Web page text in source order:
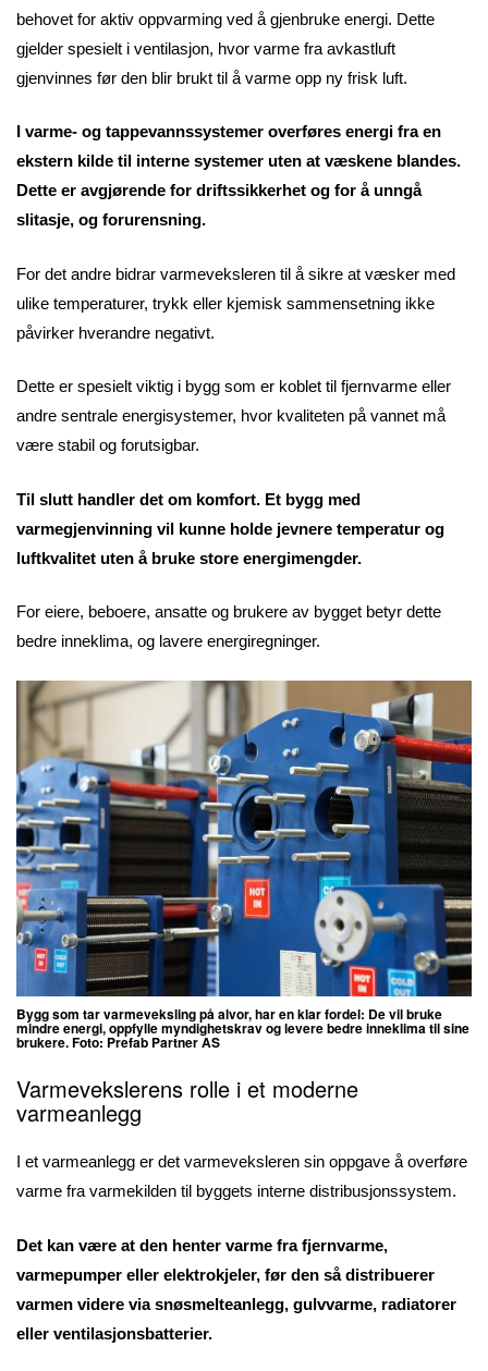
behovet for aktiv oppvarming ved å gjenbruke energi. Dette
gjelder spesielt i ventilasjon, hvor varme fra avkastluft
gjenvinnes før den blir brukt til å varme opp ny frisk luft.
I varme- og tappevannssystemer overføres energi fra en
ekstern kilde til interne systemer uten at væskene blandes.
Dette er avgjørende for driftssikkerhet og for å unngå
slitasje, og forurensning.
For det andre bidrar varmeveksleren til å sikre at væsker med
ulike temperaturer, trykk eller kjemisk sammensetning ikke
påvirker hverandre negativt.
Dette er spesielt viktig i bygg som er koblet til fjernvarme eller
andre sentrale energisystemer, hvor kvaliteten på vannet må
være stabil og forutsigbar.
Til slutt handler det om komfort. Et bygg med
varmegjenvinning vil kunne holde jevnere temperatur og
luftkvalitet uten å bruke store energimengder.
For eiere, beboere, ansatte og brukere av bygget betyr dette
bedre inneklima, og lavere energiregninger.
Bygg som tar varmeveksling på alvor, har en klar fordel: De vil bruke
mindre energi, oppfylle myndighetskrav og levere bedre inneklima til sine
brukere. Foto: Prefab Partner AS
Varmevekslerens rolle i et moderne
varmeanlegg
I et varmeanlegg er det varmeveksleren sin oppgave å overføre
varme fra varmekilden til byggets interne distribusjonssystem.
Det kan være at den henter varme fra fjernvarme,
varmepumper eller elektrokjeler, før den så distribuerer
varmen videre via snøsmelteanlegg, gulvvarme, radiatorer
eller ventilasjonsbatterier.